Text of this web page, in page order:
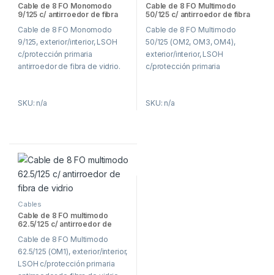
Cable de 8 FO Monomodo
9/125 c/ antirroedor de fibra
Cable de 8 FO Monomodo
9/125, exterior/interior, LSOH
c/protección primaria
antirroedor de fibra de vidrio.
SKU: n/a
Cable de 8 FO Multimodo
50/125 c/ antirroedor de fibra
Cable de 8 FO Multimodo
50/125 (OM2, OM3, OM4),
exterior/interior, LSOH
c/protección primaria
SKU: n/a
Cables
Cable de 8 FO multimodo
62.5/125 c/ antirroedor de
Cable de 8 FO Multimodo
62.5/125 (OM1), exterior/interior,
LSOH c/protección primaria